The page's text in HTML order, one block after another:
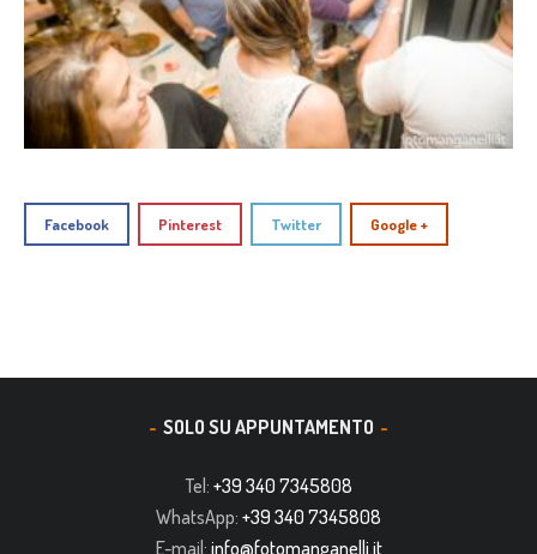
Facebook Pinterest Twitter Google +
SOLO SU APPUNTAMENTO
Tel: +39 340 7345808
WhatsApp: +39 340 7345808
E-mail: info@fotomanganelli.it